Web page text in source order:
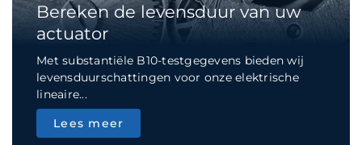
Bereken de levensduur van uw
actuator
Met substantiële B10-testgegevens bieden wij
levensduurschattingen voor onze elektrische
lineaire...
Lees meer